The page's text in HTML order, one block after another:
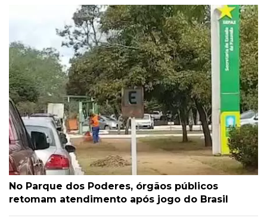
No Parque dos Poderes, órgãos públicos
retomam atendimento após jogo do Brasil